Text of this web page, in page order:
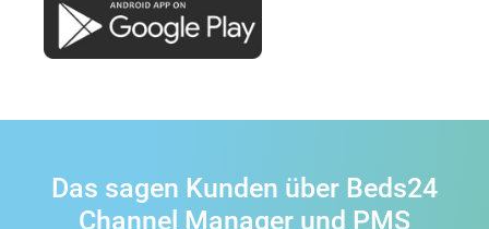
Das sagen Kunden über Beds24
Channel Manager und PMS